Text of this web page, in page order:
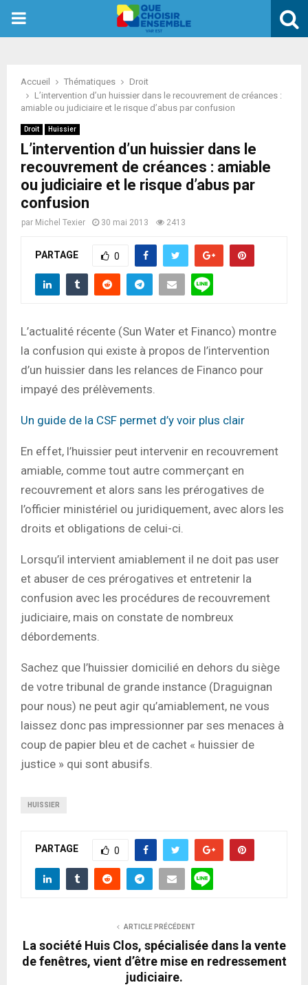
PRIMARY
Accueil Thématiques
Droit
L’intervention d’un huissier dans le recouvrement de créances :
amiable ou judiciaire et le risque d’abus par confusion
Droit Huissier
L’intervention d’un huissier dans le
recouvrement de créances : amiable
ou judiciaire et le risque d’abus par
confusion
par Michel Texier 30 mai 2013 2413
PARTAGE 0
L’actualité récente (Sun Water et Financo) montre
la confusion qui existe à propos de l’intervention
d’un huissier dans les relances de Financo pour
impayé des prélèvements.
Un guide de la CSF permet d’y voir plus clair
En effet, l’huissier peut intervenir en recouvrement
amiable, comme tout autre commerçant en
recouvrement et alors sans les prérogatives de
l’officier ministériel ou juridiquement, avec alors les
droits et obligations de celui-ci.
Lorsqu’il intervient amiablement il ne doit pas user
et abuser de ces prérogatives et entretenir la
confusion avec les procédures de recouvrement
judiciaire, mais on constate de nombreux
débordements.
Sachez que l’huissier domicilié en dehors du siège
de votre tribunal de grande instance (Draguignan
pour nous) ne peut agir qu’amiablement, ne vous
laissez donc pas impressionner par ses menaces à
coup de papier bleu et de cachet « huissier de
justice » qui sont abusifs.
HUISSIER
PARTAGE 0
ARTICLE PRÉCÉDENT
La société Huis Clos, spécialisée dans la vente
de fenêtres, vient d’être mise en redressement
judiciaire.